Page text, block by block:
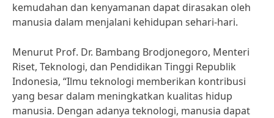
kemudahan dan kenyamanan dapat dirasakan oleh
manusia dalam menjalani kehidupan sehari-hari.
Menurut Prof. Dr. Bambang Brodjonegoro, Menteri
Riset, Teknologi, dan Pendidikan Tinggi Republik
Indonesia, “Ilmu teknologi memberikan kontribusi
yang besar dalam meningkatkan kualitas hidup
manusia. Dengan adanya teknologi, manusia dapat